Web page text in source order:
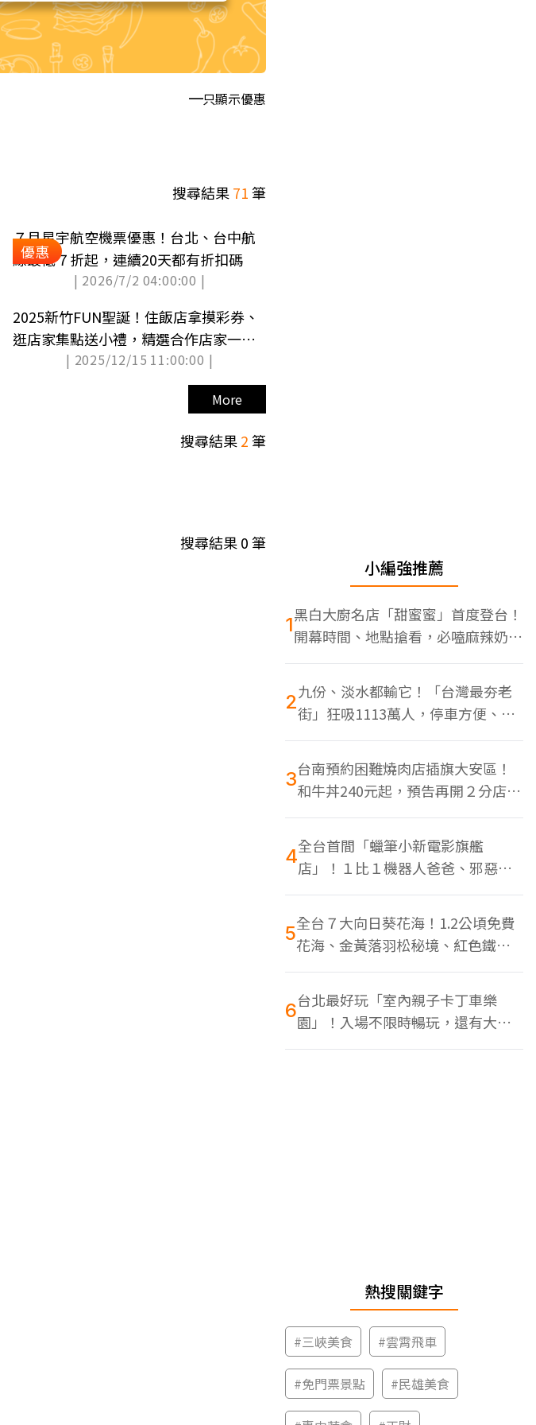
只顯示優惠
搜尋結果71筆
優惠
７月星宇航空機票優惠！台北、台中航
線最低７折起，連續20天都有折扣碼
| 2026/7/2 04:00:00 |
2025新竹FUN聖誕！住飯店拿摸彩券、
逛店家集點送小禮，精選合作店家一次
| 2025/12/15 11:00:00 |
More
搜尋結果2筆
搜尋結果0筆
小編強推薦
1黑白大廚名店「甜蜜蜜」首度登台！
開幕時間、地點搶看，必嗑麻辣奶油
蝦
2九份、淡水都輸它！「台灣最夯老
街」狂吸1113萬人，停車方便、特
色美食多
3台南預約困難燒肉店插旗大安區！
和牛丼240元起，預告再開２分店、
地點曝光
4全台首間「蠟筆小新電影旗艦
店」！１比１機器人爸爸、邪惡正
男，百款周邊買翻
5全台７大向日葵花海！1.2公頃免費
花海、金黃落羽松秘境、紅色鐵橋
同框
6台北最好玩「室內親子卡丁車樂
園」！入場不限時暢玩，還有大螢
幕Switch遊戲區
熱搜關鍵字
#三峽美食 #雲霄飛車
#免門票景點 #民雄美食